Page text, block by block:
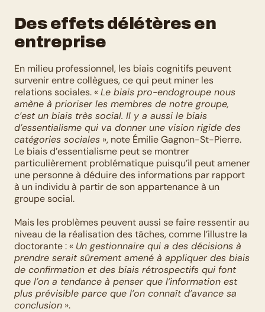
Des effets délétères en
entreprise
En milieu professionnel, les biais cognitifs peuvent
survenir entre collègues, ce qui peut miner les
relations sociales. « Le biais pro-endogroupe nous
amène à prioriser les membres de notre groupe,
c’est un biais très social. Il y a aussi le biais
d’essentialisme qui va donner une vision rigide des
catégories sociales », note Émilie Gagnon-St-Pierre.
Le biais d’essentialisme peut se montrer
particulièrement problématique puisqu’il peut amener
une personne à déduire des informations par rapport
à un individu à partir de son appartenance à un
groupe social.
Mais les problèmes peuvent aussi se faire ressentir au
niveau de la réalisation des tâches, comme l’illustre la
doctorante : « Un gestionnaire qui a des décisions à
prendre serait sûrement amené à appliquer des biais
de confirmation et des biais rétrospectifs qui font
que l’on a tendance à penser que l’information est
plus prévisible parce que l’on connaît d’avance sa
conclusion ».